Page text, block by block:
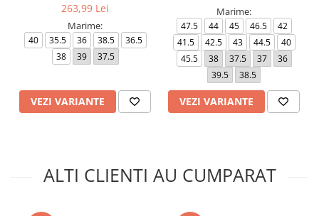
263,99 Lei
Marime:
40 35.5 36 38.5
36.5
38
39 37.5
VEZI VARIANTE
Marime:
47.5 44 45 46.5
42
41.5
42.5 43 44.5
40
45.5
38 37.5 37
36
39.5
38.5
VEZI VARIANTE
ALTI CLIENTI AU CUMPARAT